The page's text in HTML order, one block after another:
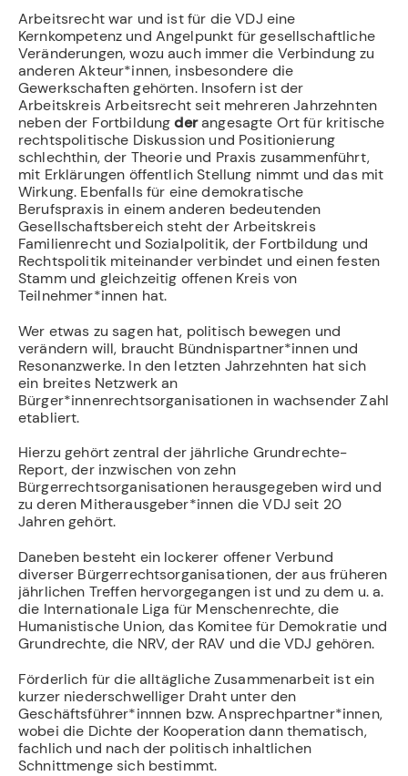
Arbeitsrecht war und ist für die VDJ eine
Kernkompetenz und Angelpunkt für gesellschaftliche
Veränderungen, wozu auch immer die Verbindung zu
anderen Akteur*innen, insbesondere die
Gewerkschaften gehörten. Insofern ist der
Arbeitskreis Arbeitsrecht seit mehreren Jahrzehnten
neben der Fortbildungderangesagte Ort für kritische
rechtspolitische Diskussion und Positionierung
schlechthin, der Theorie und Praxis zusammenführt,
mit Erklärungen öffentlich Stellung nimmt und das mit
Wirkung. Ebenfalls für eine demokratische
Berufspraxis in einem anderen bedeutenden
Gesellschaftsbereich steht der Arbeitskreis
Familienrecht und Sozialpolitik, der Fortbildung und
Rechtspolitik miteinander verbindet und einen festen
Stamm und gleichzeitig offenen Kreis von
Teilnehmer*innen hat.
Wer etwas zu sagen hat, politisch bewegen und
verändern will, braucht Bündnispartner*innen und
Resonanzwerke. In den letzten Jahrzehnten hat sich
ein breites Netzwerk an
Bürger*innenrechtsorganisationen in wachsender Zahl
etabliert.
Hierzu gehört zentral der jährliche Grundrechte-
Report, der inzwischen von zehn
Bürgerrechtsorganisationen herausgegeben wird und
zu deren Mitherausgeber*innen die VDJ seit 20
Jahren gehört.
Daneben besteht ein lockerer offener Verbund
diverser Bürgerrechtsorganisationen, der aus früheren
jährlichen Treffen hervorgegangen ist und zu dem u. a.
die Internationale Liga für Menschenrechte, die
Humanistische Union, das Komitee für Demokratie und
Grundrechte, die NRV, der RAV und die VDJ gehören.
Förderlich für die alltägliche Zusammenarbeit ist ein
kurzer niederschwelliger Draht unter den
Geschäftsführer*innnen bzw. Ansprechpartner*innen,
wobei die Dichte der Kooperation dann thematisch,
fachlich und nach der politisch inhaltlichen
Schnittmenge sich bestimmt.